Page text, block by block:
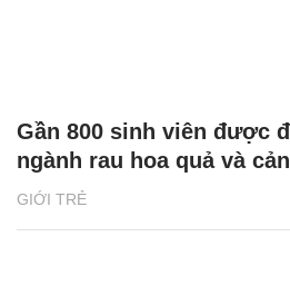
GIỚI TRẺ
Gần 800 sinh viên được
ngành rau hoa quả và